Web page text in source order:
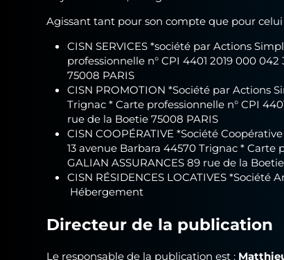
Agissant tant pour son compte que pour celui
CISN SERVICES *société par Actions
professionnelle n° CPI 4401 2019 000
75008 PARIS
CISN PROMOTION *Société par Actions
Trignac * Carte professionnelle n° CPI
rue de la Boetie 75008 PARIS
CISN COOPÉRATIVE *Société
13 avenue Barbara 44570 Trignac * Carte
GALIAN ASSURANCES 89 rue de la
CISN RÉSIDENCES LOCATIVES
Hébergement
Directeur de la publication
Le responsable de la publication est :